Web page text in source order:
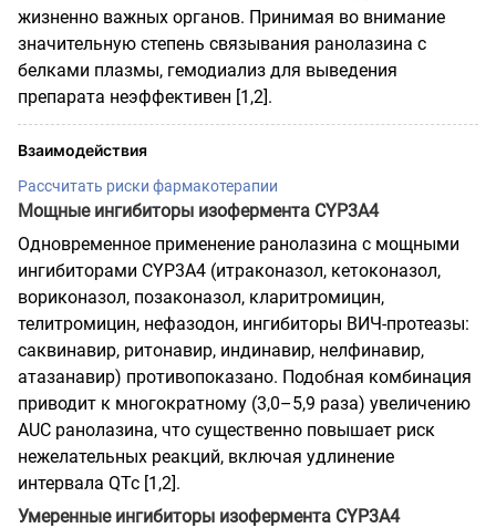
жизненно важных органов. Принимая во внимание
значительную степень связывания ранолазина с
белками плазмы, гемодиализ для выведения
препарата неэффективен [1,2].
Взаимодействия
Рассчитать риски фармакотерапии
Мощные ингибиторы изофермента CYP3A4
Одновременное применение ранолазина с мощными
ингибиторами CYP3A4 (итраконазол, кетоконазол,
вориконазол, позаконазол, кларитромицин,
телитромицин, нефазодон, ингибиторы ВИЧ-протеазы:
саквинавир, ритонавир, индинавир, нелфинавир,
атазанавир) противопоказано. Подобная комбинация
приводит к многократному (3,0–5,9 раза) увеличению
AUC ранолазина, что существенно повышает риск
нежелательных реакций, включая удлинение
интервала QTc [1,2].
Умеренные ингибиторы изофермента CYP3A4